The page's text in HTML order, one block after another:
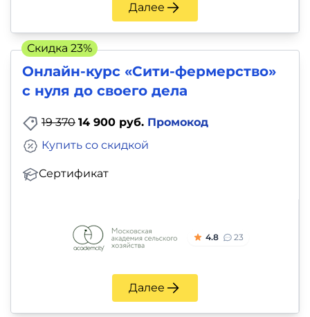
Далее
Онлайн-курс «Сити-фермерство»
с нуля до своего дела
19 370 14 900 руб. Промокод
Сертификат
Купить со скидкой
4.8 23
Далее
Скидка 23%